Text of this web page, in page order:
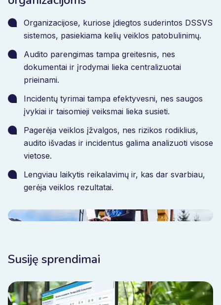
Organizacijose, kuriose įdiegtos suderintos DSSVS
sistemos, pasiekiama kelių veiklos patobulinimų.
Audito parengimas tampa greitesnis, nes
dokumentai ir įrodymai lieka centralizuotai
prieinami.
Incidentų tyrimai tampa efektyvesni, nes saugos
įvykiai ir taisomieji veiksmai lieka susieti.
Pagerėja veiklos įžvalgos, nes rizikos rodiklius,
audito išvadas ir incidentus galima analizuoti visose
vietose.
Lengviau laikytis reikalavimų ir, kas dar svarbiau,
gerėja veiklos rezultatai.
Susiję sprendimai